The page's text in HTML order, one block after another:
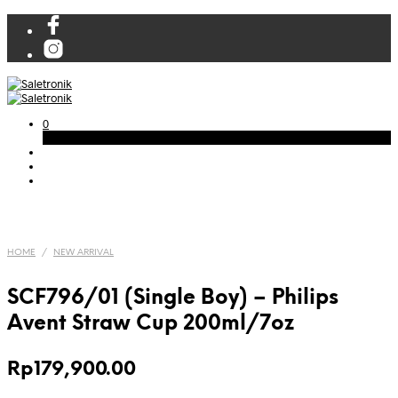
0
HOME / NEW ARRIVAL
SCF796/01 (Single Boy) – Philips
Avent Straw Cup 200ml/7oz
Rp179,900.00